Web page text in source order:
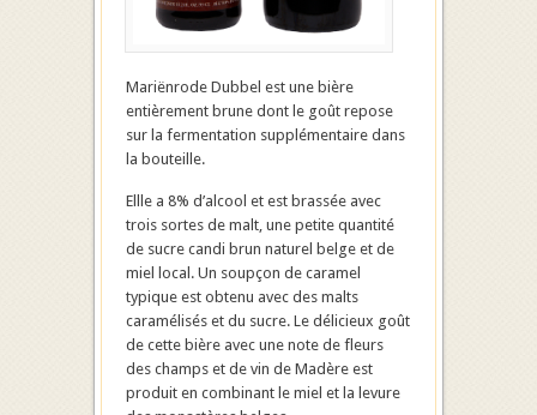
Mariënrode Dubbel est une bière
entièrement brune dont le goût repose
sur la fermentation supplémentaire dans
la bouteille.
Ellle a 8% d’alcool et est brassée avec
trois sortes de malt, une petite quantité
de sucre candi brun naturel belge et de
miel local. Un soupçon de caramel
typique est obtenu avec des malts
caramélisés et du sucre. Le délicieux goût
de cette bière avec une note de fleurs
des champs et de vin de Madère est
produit en combinant le miel et la levure